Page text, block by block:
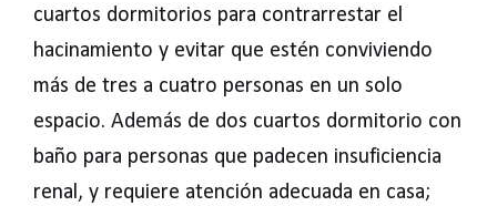
cuartos dormitorios para contrarrestar el
hacinamiento y evitar que estén conviviendo
más de tres a cuatro personas en un solo
espacio. Además de dos cuartos dormitorio con
baño para personas que padecen insuficiencia
renal, y requiere atención adecuada en casa;